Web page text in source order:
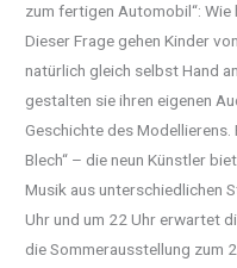
zum fertigen Automobil“:
Dieser Frage gehen Kinder
natürlich gleich selbst Hand
gestalten sie ihren eigenen
Geschichte des Modellierens.
Blech“ – die neun Künstler
Musik aus unterschiedlichen
Uhr und um 22 Uhr erwartet
die Sommerausstellung zum